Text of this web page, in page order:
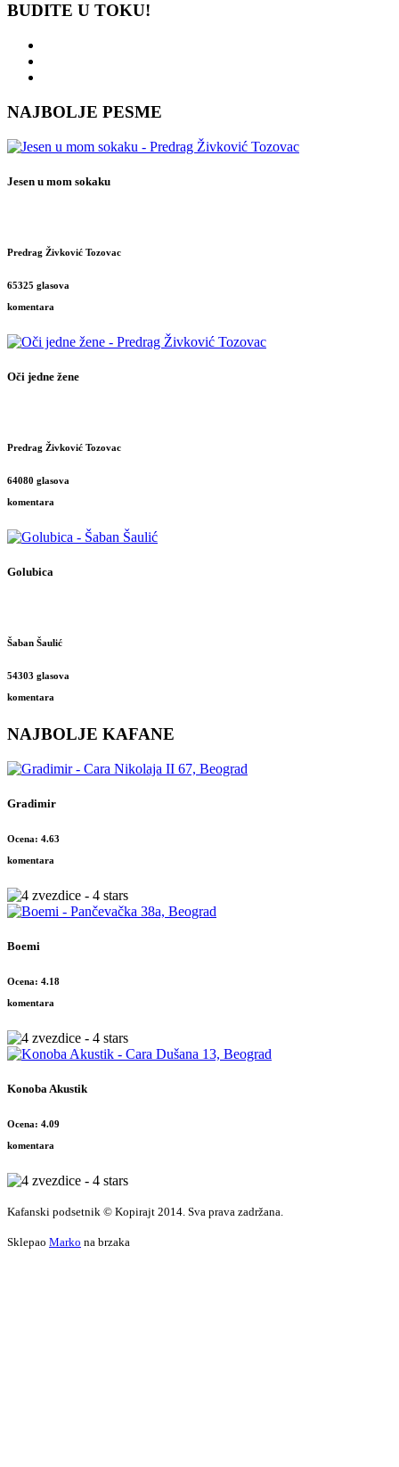
BUDITE U TOKU!
NAJBOLJE PESME
Jesen u mom sokaku
Predrag Živković Tozovac
65325 glasova
komentara
Oči jedne žene
Predrag Živković Tozovac
64080 glasova
komentara
Golubica
Šaban Šaulić
54303 glasova
komentara
NAJBOLJE KAFANE
Gradimir
Ocena: 4.63
komentara
Boemi
Ocena: 4.18
komentara
Konoba Akustik
Ocena: 4.09
komentara
Kafanski podsetnik © Kopirajt 2014. Sva prava zadržana.
Sklepao Marko na brzaka